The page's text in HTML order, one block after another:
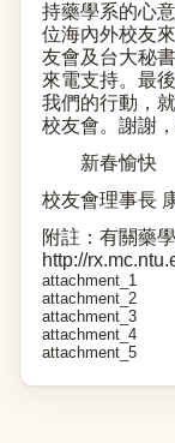
持藥學系的心
位海內外校友
友會及台大秘
來電支持。最
我們的行動，
校友會。謝謝
新春愉快
校友會理事長
附註：有關藥
http://
attachment_1
attachment_2
attachment_3
attachment_4
attachment_5